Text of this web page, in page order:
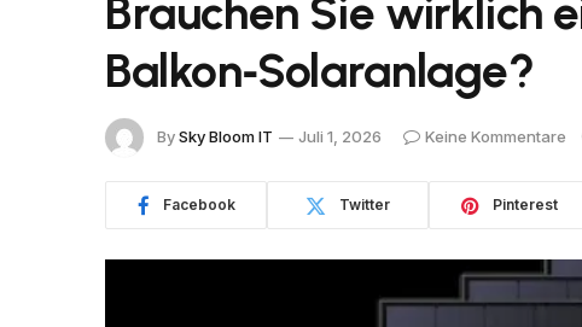
Brauchen Sie wirklich
Balkon‑Solaranlage?
BySky Bloom IT Juli 1, 2026 Keine Kommentare
Facebook Twitter Pinterest